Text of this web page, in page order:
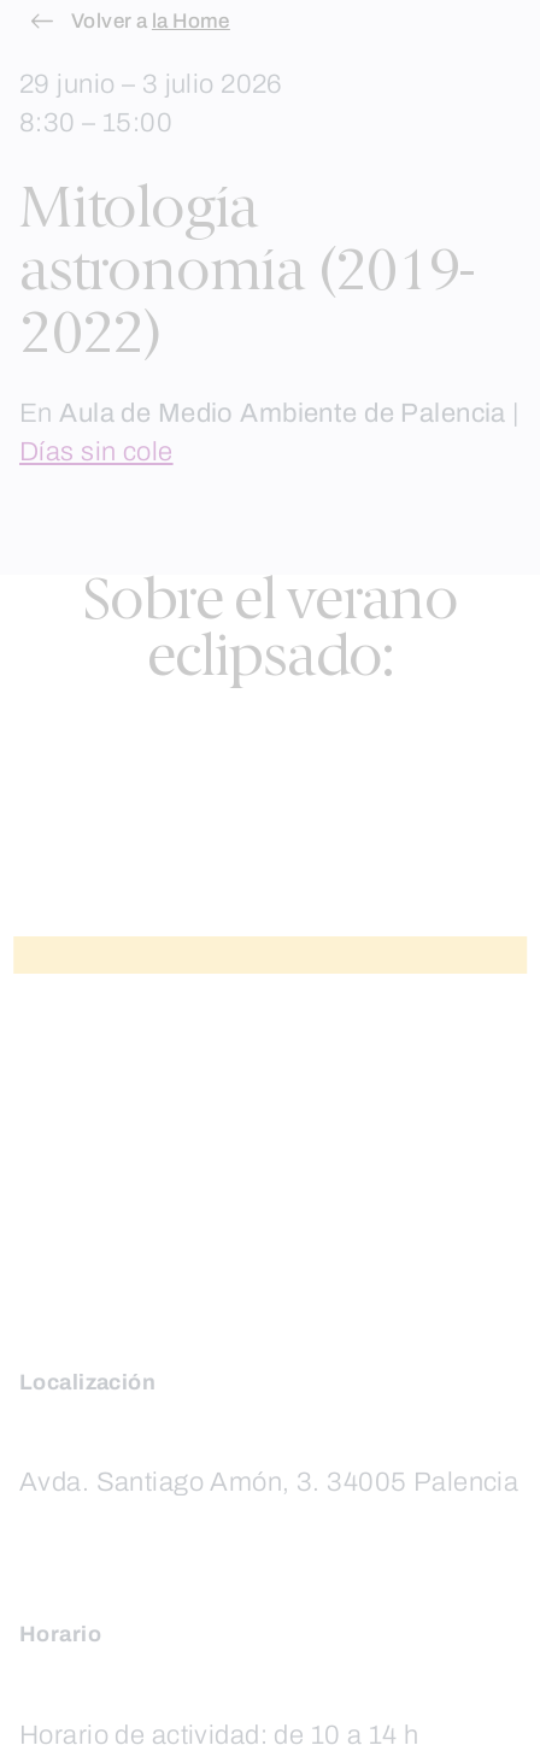
Skip
content
Volver a la Home
29 junio – 3 julio 2026
8:30 – 15:00
Mitología
astronomía (2019-
2022)
EnAula de Medio Ambiente de Palencia
Días sin cole
Sobre el verano
eclipsado:
Localización
Avda. Santiago Amón, 3. 34005 Palencia
Horario
Horario de actividad: de 10 a 14 h